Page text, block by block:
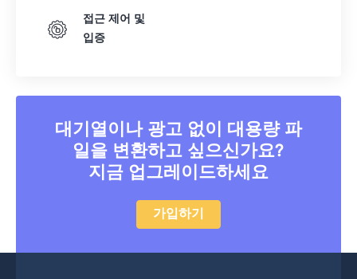
접근 제어 및
입증
대기열이나 광고 없이 대용량 파
일을 변환하고 싶으신가요?
지금 업그레이드하세요
가입하기